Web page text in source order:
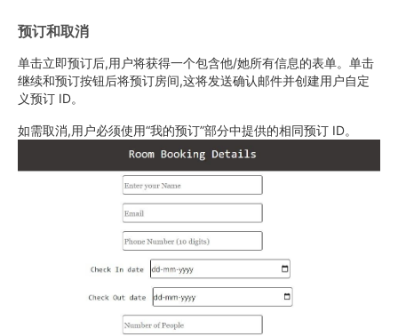
预订和取消
单击立即预订后,用户将获得一个包含他/她所有信息的表单。单击
继续和预订按钮后将预订房间,这将发送确认邮件并创建用户自定
义预订 ID。
如需取消,用户必须使用“我的预订”部分中提供的相同预订 ID。